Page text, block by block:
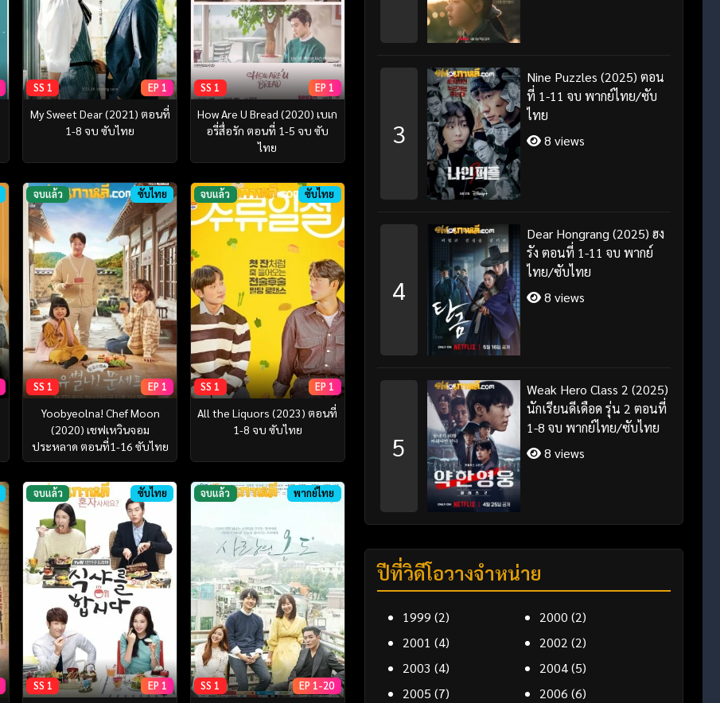
SS 1 EP 1
My Sweet Dear (2021) ตอนที่
1-8 จบ ซับไทย
SS 1 EP 1
How Are U Bread (2020) เบเก
อรี่สื่อรัก ตอนที่ 1-5 จบ ซับ
ไทย
จบแล้ว ซับไทย
SS 1 EP 1
Yoobyeolna! Chef Moon
(2020) เชฟเหวินจอม
ประหลาด ตอนที่1-16 ซับไทย
จบแล้ว ซับไทย
SS 1 EP 1
All the Liquors (2023) ตอนที่
1-8 จบ ซับไทย
จบแล้ว ซับไทย
SS 1 EP 1
จบแล้ว พากย์ไทย
SS 1 EP 1-20
3
Nine Puzzles (2025) ตอน
ที่ 1-11 จบ พากย์ไทย/ซับ
ไทย
8 views
4
Dear Hongrang (2025) ฮง
รัง ตอนที่ 1-11 จบ พากย์
ไทย/ซับไทย
8 views
5
Weak Hero Class 2 (2025)
นักเรียนดีเดือด รุ่น 2 ตอนที่
1-8 จบ พากย์ไทย/ซับไทย
8 views
ปีที่วิดีโอวางจำหน่าย
1999 (2) 2000 (2)
2001 (4) 2002 (2)
2003 (4) 2004(5)
2005 (7) 2006 (6)